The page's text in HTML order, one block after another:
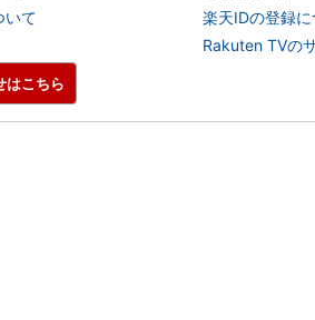
いて
楽天IDの登録
Rakuten TVの
はこちら